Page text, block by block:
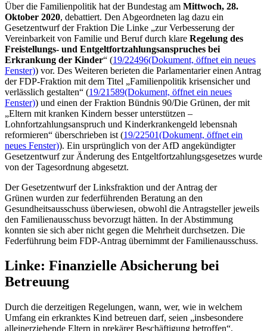
Über die Familienpolitik hat der Bundestag am Mittwoch, 28.
Oktober 2020, debattiert. Den Abgeordneten lag dazu ein
Gesetzentwurf der Fraktion Die Linke „zur Verbesserung der
Vereinbarkeit von Familie und Beruf durch klare Regelung des
Freistellungs- und Entgeltfortzahlungsanspruches bei
Erkrankung der Kinder“ (19/22496(Dokument, öffnet ein neues
Fenster)) vor. Des Weiteren berieten die Parlamentarier einen Antrag
der FDP-Fraktion mit dem Titel „Familienpolitik krisensicher und
verlässlich gestalten“ (19/21589(Dokument, öffnet ein neues
Fenster)) und einen der Fraktion Bündnis 90/Die Grünen, der mit
„Eltern mit kranken Kindern besser unterstützen –
Lohnfortzahlungsanspruch und Kinderkrankengeld lebensnah
reformieren“ überschrieben ist (19/22501(Dokument, öffnet ein
neues Fenster)). Ein ursprünglich von der AfD angekündigter
Gesetzentwurf zur Änderung des Entgeltfortzahlungsgesetzes wurde
von der Tagesordnung abgesetzt.
Der Gesetzentwurf der Linksfraktion und der Antrag der
Grünen wurden zur federführenden Beratung an den
Gesundheitsausschuss überwiesen, obwohl die Antragsteller jeweils
den Familienausschuss bevorzugt hätten. In der Abstimmung
konnten sie sich aber nicht gegen die Mehrheit durchsetzen. Die
Federführung beim FDP-Antrag übernimmt der Familienausschuss.
Linke: Finanzielle Absicherung bei
Betreuung
Durch die derzeitigen Regelungen, wann, wer, wie in welchem
Umfang ein erkranktes Kind betreuen darf, seien „insbesondere
alleinerziehende Eltern in prekärer Beschäftigung betroffen“,